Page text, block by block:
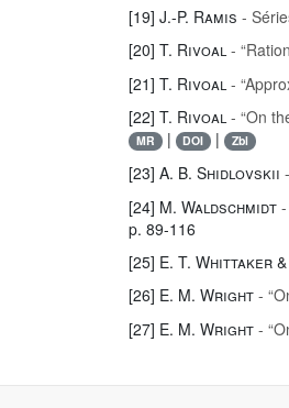
[19] J.-P. Ramis -
[20] T. Rivoal -
[21] T. Rivoal -
[22] T. Rivoal- “On
MR | DOI | Zbl
[23] A. B. Shidlovskii
[24] M. Waldschmidt
p. 89-116
[25] E. T. Whittaker
[26] E. M. Wright -
[27] E. M. Wright -